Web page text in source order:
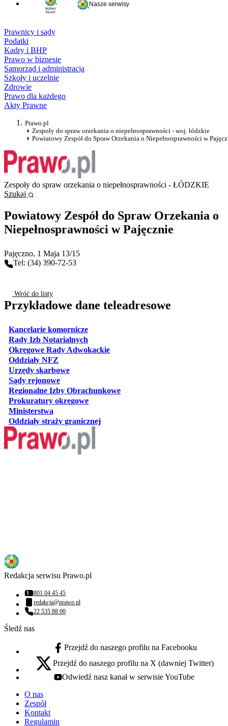
Nasze serwisy
Prawnicy i sądy
Podatki
Kadry i BHP
Prawo w biznesie
Samorząd i administracja
Szkoły i uczelnie
Zdrowie
Prawo dla każdego
Akty Prawne
Prawo.pl
Zespoły do spraw orzekania o niepełnosprawności - woj. łódzkie
Powiatowy Zespół do Spraw Orzekania o Niepełnosprawności w
Zespoły do spraw orzekania o niepełnosprawności - ŁÓDZKIE
Szukaj
Powiatowy Zespół do Spraw Orzekania o
Niepełnosprawności w Pajęcznie
Pajęczno, 1 Maja 13/15
Tel: (34) 390-72-53
Wróć do listy
Przykładowe dane teleadresowe
Kancelarie komorniczeotwiera się w nowej karcie
Rady Izb Notarialnych
Okręgowe Rady Adwokackieotwiera się w nowej karcie
Oddziały NFZ
Urzędy skarboweotwiera się w nowej karcie
Sądy rejonoweotwiera się w nowej karcie
Regionalne Izby Obrachunkoweotwiera się w nowej karcie
Prokuratury okręgoweotwiera się w nowej karcie
Ministerstwa
Oddziały straży granicznejotwiera się w nowej karcie
Redakcja serwisu Prawo.pl
Numer telefonu:
801 04 45 45
Adres email:
redakcja@prawo.pl
Numer telefonu:
22 535 88 00
Śledź nas
facebook - otwiera się w nowej karcie
Przejdź do naszego profilu na Facebooku
x - otwiera się w nowej karcie
Przejdź do naszego profilu na X (dawniej Twitter)
youtube - otwiera się w nowej karcie
Odwiedź nasz kanał w serwisie YouTube
O nas
Zespół
Kontakt
Regulamin